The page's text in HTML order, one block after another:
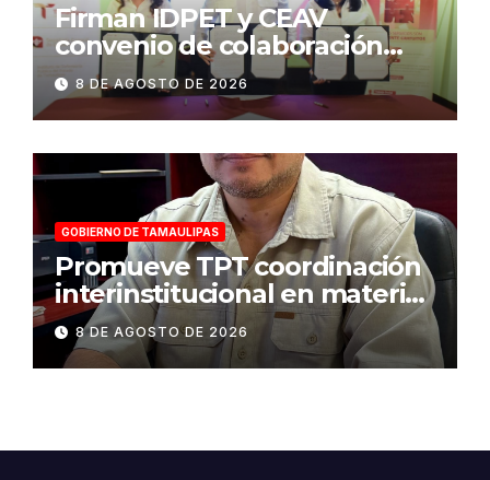
Firman IDPET y CEAV
convenio de colaboración
para fortalecer la atención a
víctimas y la defensa jurídica
en Tamaulipas
8 DE AGOSTO DE 2026
GOBIERNO DE TAMAULIPAS
Promueve TPT coordinación
interinstitucional en materia
de transparencia y acceso a
la información pública
8 DE AGOSTO DE 2026